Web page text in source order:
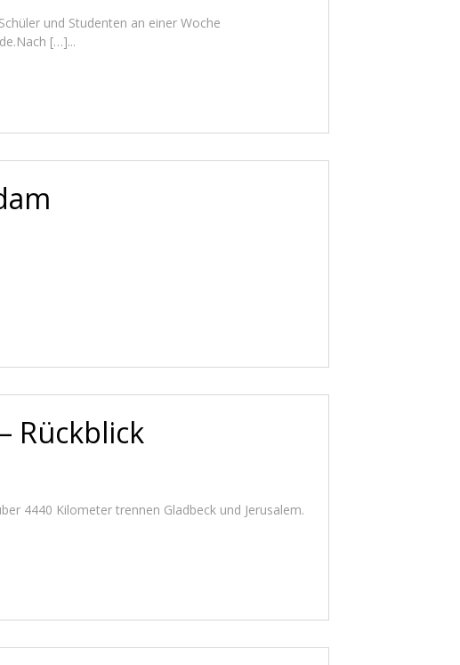
und Studenten an einer Woche
[…]...
Rückblick
4440 Kilometer trennen Gladbeck und Jerusalem.